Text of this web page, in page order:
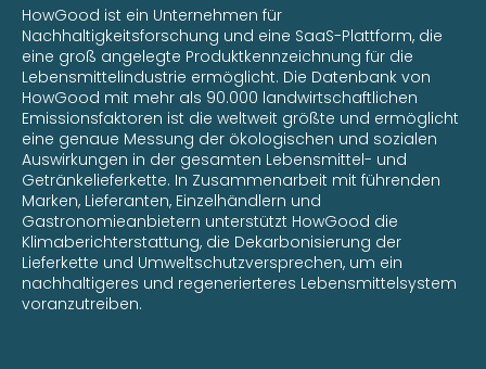
HowGood ist ein Unternehmen für
Nachhaltigkeitsforschung und eine SaaS-Plattform, die
eine groß angelegte Produktkennzeichnung für die
Lebensmittelindustrie ermöglicht. Die Datenbank von
HowGood mit mehr als 90.000 landwirtschaftlichen
Emissionsfaktoren ist die weltweit größte und ermöglicht
eine genaue Messung der ökologischen und sozialen
Auswirkungen in der gesamten Lebensmittel- und
Getränkelieferkette. In Zusammenarbeit mit führenden
Marken, Lieferanten, Einzelhändlern und
Gastronomieanbietern unterstützt HowGood die
Klimaberichterstattung, die Dekarbonisierung der
Lieferkette und Umweltschutzversprechen, um ein
nachhaltigeres und regenerierteres Lebensmittelsystem
voranzutreiben.